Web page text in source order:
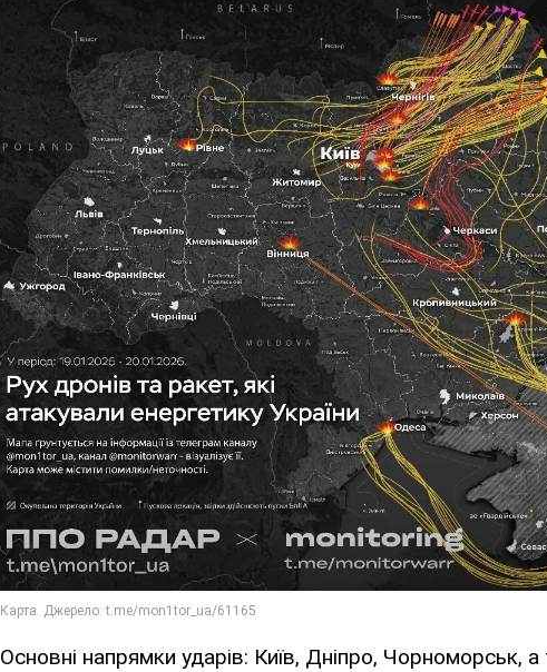
Основні напрямки ударів: Київ, Дніпро, Чорноморськ, а